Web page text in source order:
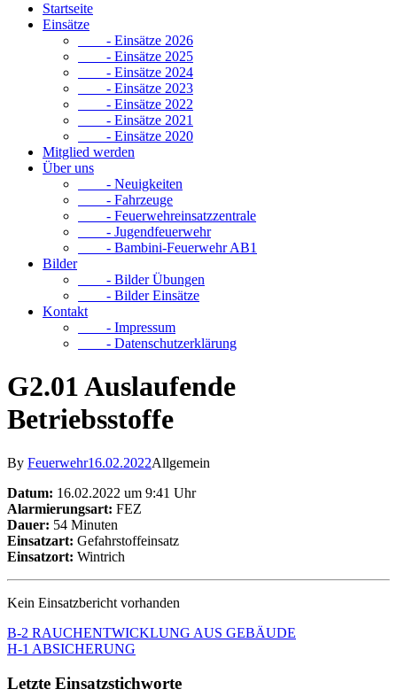
Startseite
Einsätze
- Einsätze 2026
- Einsätze 2025
- Einsätze 2024
- Einsätze 2023
- Einsätze 2022
- Einsätze 2021
- Einsätze 2020
Mitglied werden
Über uns
- Neuigkeiten
- Fahrzeuge
- Feuerwehreinsatzzentrale
- Jugendfeuerwehr
- Bambini-Feuerwehr AB1
Bilder
- Bilder Übungen
- Bilder Einsätze
Kontakt
- Impressum
- Datenschutzerklärung
G2.01 Auslaufende
Betriebsstoffe
By Feuerwehr16.02.2022Allgemein
Datum: 16.02.2022 um 9:41 Uhr
Alarmierungsart: FEZ
Dauer: 54 Minuten
Einsatzart: Gefahrstoffeinsatz
Einsatzort: Wintrich
Kein Einsatzbericht vorhanden
B-2 RAUCHENTWICKLUNG AUS GEBÄUDE
H-1 ABSICHERUNG
Letzte Einsatzstichworte